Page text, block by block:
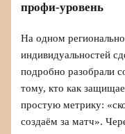
профи-уровень
На одном
индивидуальностей
подробно разобрали
тому, кто как
простую метрику:
создаём за матч».